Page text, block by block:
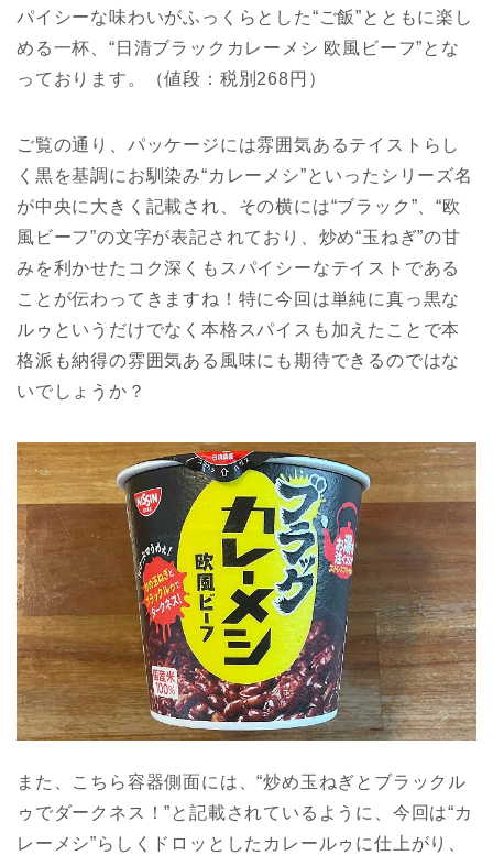
パイシーな味わいがふっくらとした“ご飯”とともに楽し
める一杯、“日清ブラックカレーメシ 欧風ビーフ”とな
っております。（値段：税別268円）
ご覧の通り、パッケージには雰囲気あるテイストらし
く黒を基調にお馴染み“カレーメシ”といったシリーズ名
が中央に大きく記載され、その横には“ブラック”、“欧
風ビーフ”の文字が表記されており、炒め“玉ねぎ”の甘
みを利かせたコク深くもスパイシーなテイストである
ことが伝わってきますね！特に今回は単純に真っ黒な
ルゥというだけでなく本格スパイスも加えたことで本
格派も納得の雰囲気ある風味にも期待できるのではな
いでしょうか？
また、こちら容器側面には、“炒め玉ねぎとブラックル
ゥでダークネス！”と記載されているように、今回は“カ
レーメシ”らしくドロッとしたカレールゥに仕上がり、